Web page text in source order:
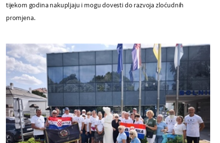
tijekom godina nakupljaju i mogu dovesti do razvoja zloćudnih
promjena.